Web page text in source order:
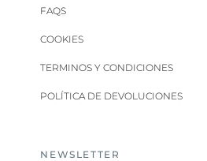
FAQS
COOKIES
TERMINOS Y CONDICIONES
POLÍTICA DE DEVOLUCIONES
NEWSLETTER